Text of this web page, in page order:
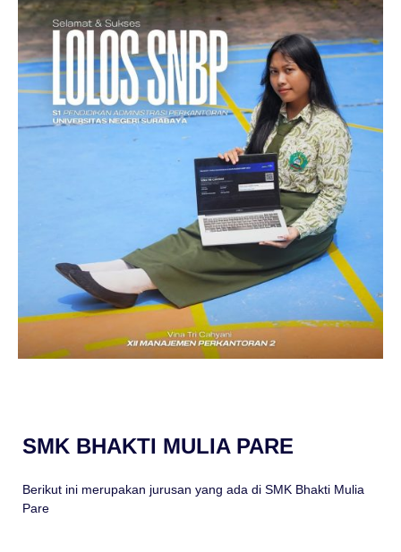
SMK BHAKTI MULIA PARE
Berikut ini merupakan jurusan yang ada di SMK Bhakti Mulia
Pare